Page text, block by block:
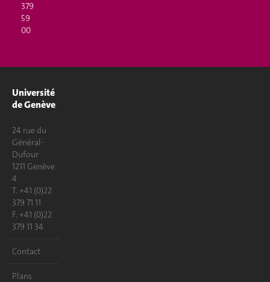
379
59
00
Université
de Genève
24 rue du
Général-
Dufour
1211 Genève
4
T. +41 (0)22
379 71 11
F. +41 (0)22
379 11 34
Contact
Plans